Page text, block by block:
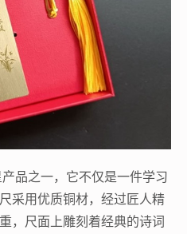
品之一，它不仅是一件学习
采用优质铜材，经过匠人精
，尺面上雕刻着经典的诗词